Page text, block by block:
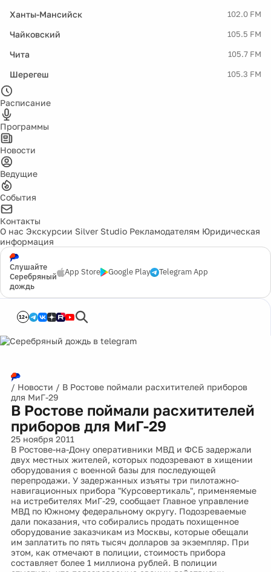
Ханты-Мансийск 102.0 FM
Чайковский 105.5 FM
Чита 105.7 FM
Шерегеш 105.3 FM
Расписание
Программы
Новости
Ведущие
События
Контакты
О нас Экскурсии Silver Studio Рекламодателям Юридическая
информация
Слушайте
Серебряный
дождь
App Store Google Play Telegram App
12+
/ Новости / В Ростове поймали расхитителей приборов
для МиГ-29
В Ростове поймали расхитителей
приборов для МиГ-29
25 ноября 2011
В Ростове-на-Дону оперативники МВД и ФСБ задержали
двух местных жителей, которых подозревают в хищении
оборудования с военной базы для последующей
перепродажи. У задержанных изъяты три пилотажно-
навигационных прибора "Курсовертикаль", применяемые
на истребителях МиГ-29, сообщает Главное управление
МВД по Южному федеральному округу. Подозреваемые
дали показания, что собирались продать похищенное
оборудование заказчикам из Москвы, которые обещали
им заплатить по пять тысяч долларов за экземпляр. При
этом, как отмечают в полиции, стоимость прибора
составляет более 1 миллиона рублей. В полиции